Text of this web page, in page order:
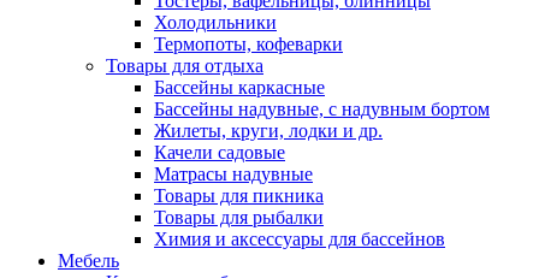
Холодильники
Термопоты, кофеварки
Товары для отдыха
Бассейны каркасные
Бассейны надувные, с надувным бортом
Жилеты, круги, лодки и др.
Качели садовые
Матрасы надувные
Товары для пикника
Товары для рыбалки
Химия и аксессуары для бассейнов
Мебель